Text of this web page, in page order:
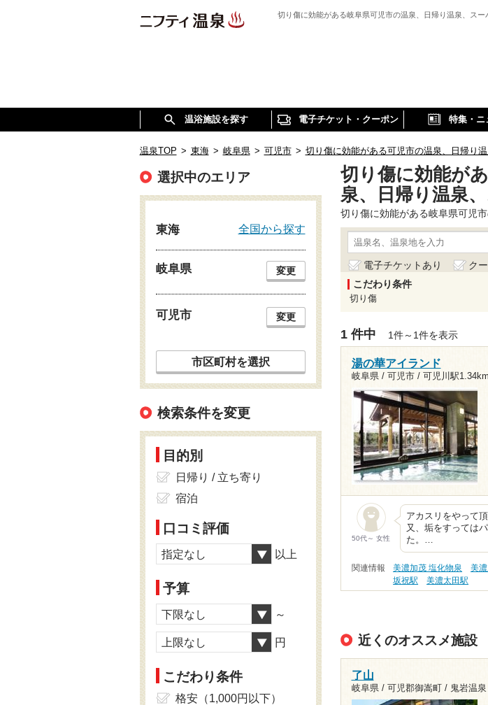
切り傷に効能がある岐阜県可児市の温泉、日帰り温泉、スー
温浴施設を探す 電子チケット・クーポン 特集・ニ
温泉TOP > 東海 > 岐阜県 > 可児市 > 切り傷に効能がある可児市の温泉、日帰り
切り傷に効能が
泉、日帰り温泉
切り傷に効能がある岐阜県可児
電子チケットあり ク
こだわり条件
切り傷
1 件中 1件～1件を表示
湯の華アイランド
岐阜県 / 可児市 / 可児川駅1.34km
50代～ 女性
アカスリをやって
又、垢をすっては
た。…
関連情報 美濃加茂 塩化物泉 美
坂祝駅
美濃太田駅
近くのオススメ施設
了山
岐阜県 / 可児郡御嵩町 / 鬼岩温
選択中のエリア
東海 全国から探す
岐阜県 変更
可児市 変更
市区町村を選択
検索条件を変更
目的別
日帰り / 立ち寄り
宿泊
口コミ評価
指定なし 以上
予算
下限なし ～
上限なし 円
こだわり条件
格安（1,000円以下）